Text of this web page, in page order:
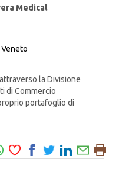
Medical
Veneto
la Divisione
di Commercio
portafoglio di